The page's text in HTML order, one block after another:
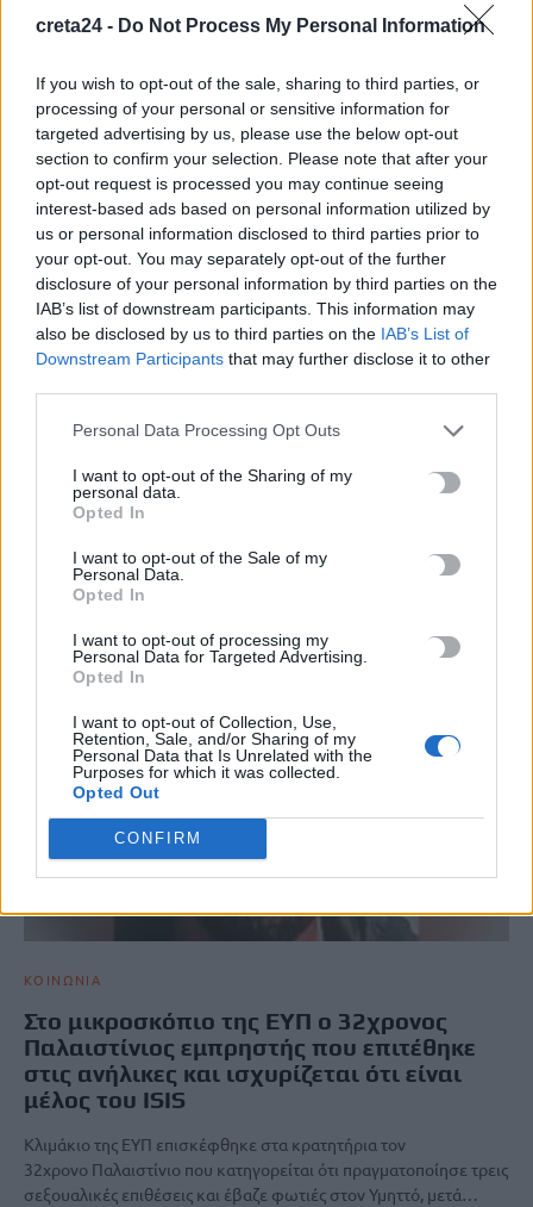
creta24 - Do Not Process My Personal Information
If you wish to opt-out of the sale, sharing to third parties, or
processing of your personal or sensitive information for
targeted advertising by us, please use the below opt-out
section to confirm your selection. Please note that after your
opt-out request is processed you may continue seeing
interest-based ads based on personal information utilized by
us or personal information disclosed to third parties prior to
your opt-out. You may separately opt-out of the further
disclosure of your personal information by third parties on the
IAB’s list of downstream participants. This information may
also be disclosed by us to third parties on the IAB’s List of
Downstream Participants that may further disclose it to other
Personal Data Processing Opt Outs
I want to opt-out of the Sharing of my
personal data.
Opted In
I want to opt-out of the Sale of my
Personal Data.
Opted In
I want to opt-out of processing my
Personal Data for Targeted Advertising.
Opted In
I want to opt-out of Collection, Use,
Retention, Sale, and/or Sharing of my
Personal Data that Is Unrelated with the
Purposes for which it was collected.
Opted Out
CONFIRM
Αυτές είναι οι πέντε μεγάλες αλλαγές στις αγροτικές
8 Αυγούστου, 2026
Marfin: «Στις φωτογραφίες δεν είναι η εντολέας μου, είχε
εξεταστεί και το 2022» – Τι λέει ο δικηγόρος 46χρονης
κατηγορούμενης
8 Αυγούστου, 2026
TRENDING
ΚΟΙΝΩΝΙΑ
Στο μικροσκόπιο της ΕΥΠ ο 32χρονος
Παλαιστίνιος εμπρηστής που επιτέθηκε
στις ανήλικες και ισχυρίζεται ότι είναι
μέλος του ISIS
Κλιμάκιο της ΕΥΠ επισκέφθηκε στα κρατητήρια τον
32χρονο Παλαιστίνιο που κατηγορείται ότι πραγματοποίησε τρεις
σεξουαλικές επιθέσεις και έβαζε φωτιές στον Υμηττό, μετά…